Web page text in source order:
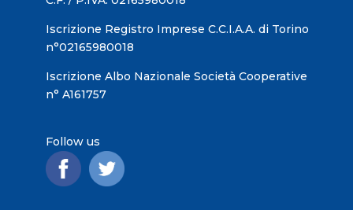
Iscrizione Registro Imprese C.C.I.A.A. di Torino
n°02165980018
Iscrizione Albo Nazionale Società Cooperative
n° A161757
Follow us